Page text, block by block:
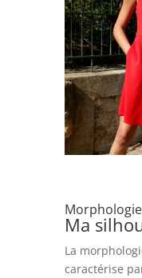
Ma
La
caractérise